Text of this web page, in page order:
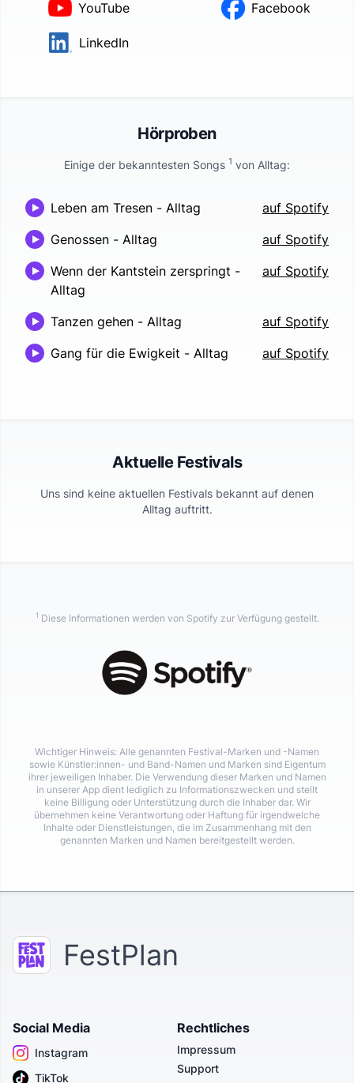
YouTube Facebook
LinkedIn
Hörproben
Einige der bekanntesten Songs 1 von Alltag:
Leben am Tresen - Alltag
auf Spotify
Genossen - Alltag
auf Spotify
Wenn der Kantstein zerspringt -
Alltag
auf Spotify
Tanzen gehen - Alltag
auf Spotify
Gang für die Ewigkeit - Alltag auf Spotify
Aktuelle Festivals
Uns sind keine aktuellen Festivals bekannt auf denen
Alltag auftritt.
1 Diese Informationen werden von Spotify zur Verfügung gestellt.
Wichtiger Hinweis: Alle genannten Festival-Marken und -Namen
sowie Künstler:innen- und Band-Namen und Marken sind Eigentum
ihrer jeweiligen Inhaber. Die Verwendung dieser Marken und Namen
in unserer App dient lediglich zu Informationszwecken und stellt
keine Billigung oder Unterstützung durch die Inhaber dar. Wir
übernehmen keine Verantwortung oder Haftung für irgendwelche
Inhalte oder Dienstleistungen, die im Zusammenhang mit den
genannten Marken und Namen bereitgestellt werden.
FestPlan
Social Media
Instagram
TikTok
Rechtliches
Impressum
Support